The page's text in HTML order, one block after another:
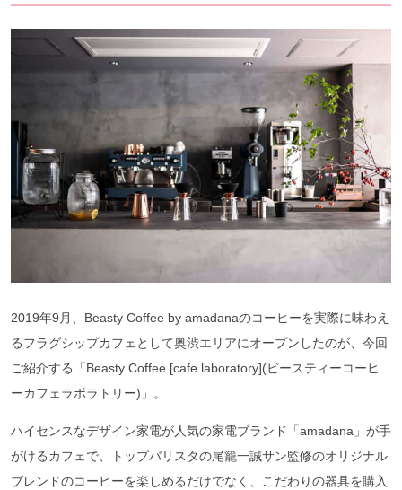
2019年9月、Beasty Coffee by amadanaのコーヒーを実際に味わえ
るフラグシップカフェとして奥渋エリアにオープンしたのが、今回
ご紹介する「Beasty Coffee [cafe laboratory](ビースティーコーヒ
ーカフェラボラトリー)」。
ハイセンスなデザイン家電が人気の家電ブランド「amadana」が手
がけるカフェで、トップバリスタの尾籠一誠サン監修のオリジナル
ブレンドのコーヒーを楽しめるだけでなく、こだわりの器具を購入